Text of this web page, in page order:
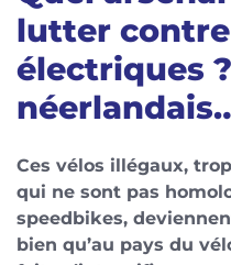
lutter
électriques
Ces vélos illégaux,
qui ne sont pas
speedbikes,
bien qu’au pays du